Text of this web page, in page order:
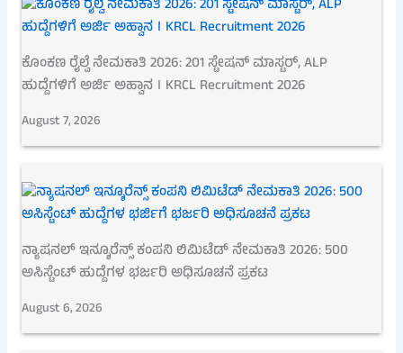
ಕೊಂಕಣ ರೈಲ್ವೆ ನೇಮಕಾತಿ 2026: 201 ಸ್ಟೇಷನ್ ಮಾಸ್ಟರ್, ALP
ಹುದ್ದೆಗಳಿಗೆ ಅರ್ಜಿ ಅಹ್ವಾನ । KRCL Recruitment 2026
August 7, 2026
ನ್ಯಾಷನಲ್ ಇನ್ಶೂರೆನ್ಸ್ ಕಂಪನಿ ಲಿಮಿಟೆಡ್ ನೇಮಕಾತಿ 2026: 500
ಅಸಿಸ್ಟೆಂಟ್ ಹುದ್ದೆಗಳ ಭರ್ಜರಿ ಅಧಿಸೂಚನೆ ಪ್ರಕಟ
August 6, 2026